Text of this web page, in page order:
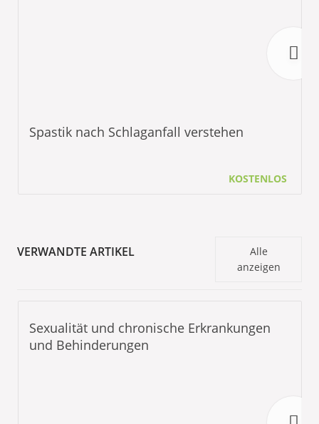
Spastik nach Schlaganfall verstehen
KOSTENLOS
VERWANDTE ARTIKEL
Alle
anzeigen
Sexualität und chronische Erkrankungen
und Behinderungen